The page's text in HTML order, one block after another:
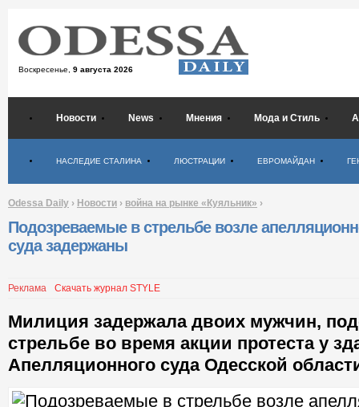
Воскресенье, 9 августа 2026
Новости News Мнения Мода и Стиль
НАСЛЕДИЕ СТАЛИНА ЛЮСТРАЦИИ ЕВРОМАЙДАН
Odessa Daily › Новости › война на рынке «Куяльник» ›
Подозреваемые в стрельбе возле
суда задержаны
Реклама Скачать журнал STYLE
Милиция задержала двоих мужчин,
стрельбе во время акции протеста у
Апелляционного суда Одесской